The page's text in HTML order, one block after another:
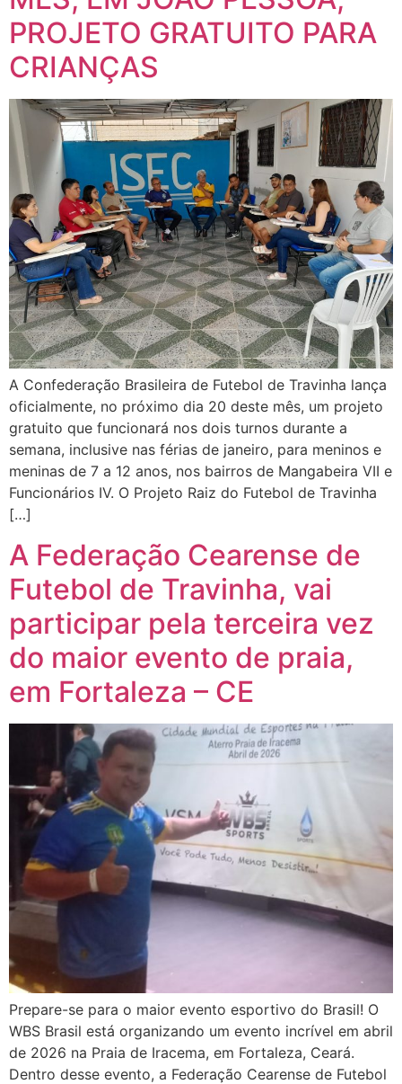
PROJETO GRATUITO PARA
CRIANÇAS
A Confederação Brasileira de Futebol de Travinha lança
oficialmente, no próximo dia 20 deste mês, um projeto
gratuito que funcionará nos dois turnos durante a
semana, inclusive nas férias de janeiro, para meninos e
meninas de 7 a 12 anos, nos bairros de Mangabeira VII e
Funcionários IV. O Projeto Raiz do Futebol de Travinha
[…]
A Federação Cearense de
Futebol de Travinha, vai
participar pela terceira vez
do maior evento de praia,
em Fortaleza – CE
Prepare-se para o maior evento esportivo do Brasil! O
WBS Brasil está organizando um evento incrível em abril
de 2026 na Praia de Iracema, em Fortaleza, Ceará.
Dentro desse evento, a Federação Cearense de Futebol